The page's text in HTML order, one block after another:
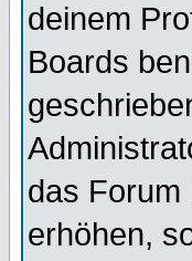
deinem
Boards
das Forum
erhöhen,